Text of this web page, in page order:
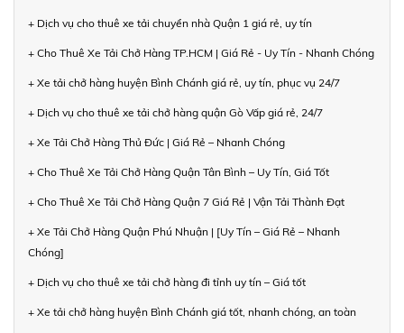
+ Dịch vụ cho thuê xe tải chuyển nhà Quận 1 giá rẻ, uy tín
+ Cho Thuê Xe Tải Chở Hàng TP.HCM | Giá Rẻ - Uy Tín - Nhanh Chóng
+ Xe tải chở hàng huyện Bình Chánh giá rẻ, uy tín, phục vụ 24/7
+ Dịch vụ cho thuê xe tải chở hàng quận Gò Vấp giá rẻ, 24/7
+ Xe Tải Chở Hàng Thủ Đức | Giá Rẻ – Nhanh Chóng
+ Cho Thuê Xe Tải Chở Hàng Quận Tân Bình – Uy Tín, Giá Tốt
+ Cho Thuê Xe Tải Chở Hàng Quận 7 Giá Rẻ | Vận Tải Thành Đạt
+ Xe Tải Chở Hàng Quận Phú Nhuận | [Uy Tín – Giá Rẻ – Nhanh
Chóng]
+ Dịch vụ cho thuê xe tải chở hàng đi tỉnh uy tín – Giá tốt
+ Xe tải chở hàng huyện Bình Chánh giá tốt, nhanh chóng, an toàn